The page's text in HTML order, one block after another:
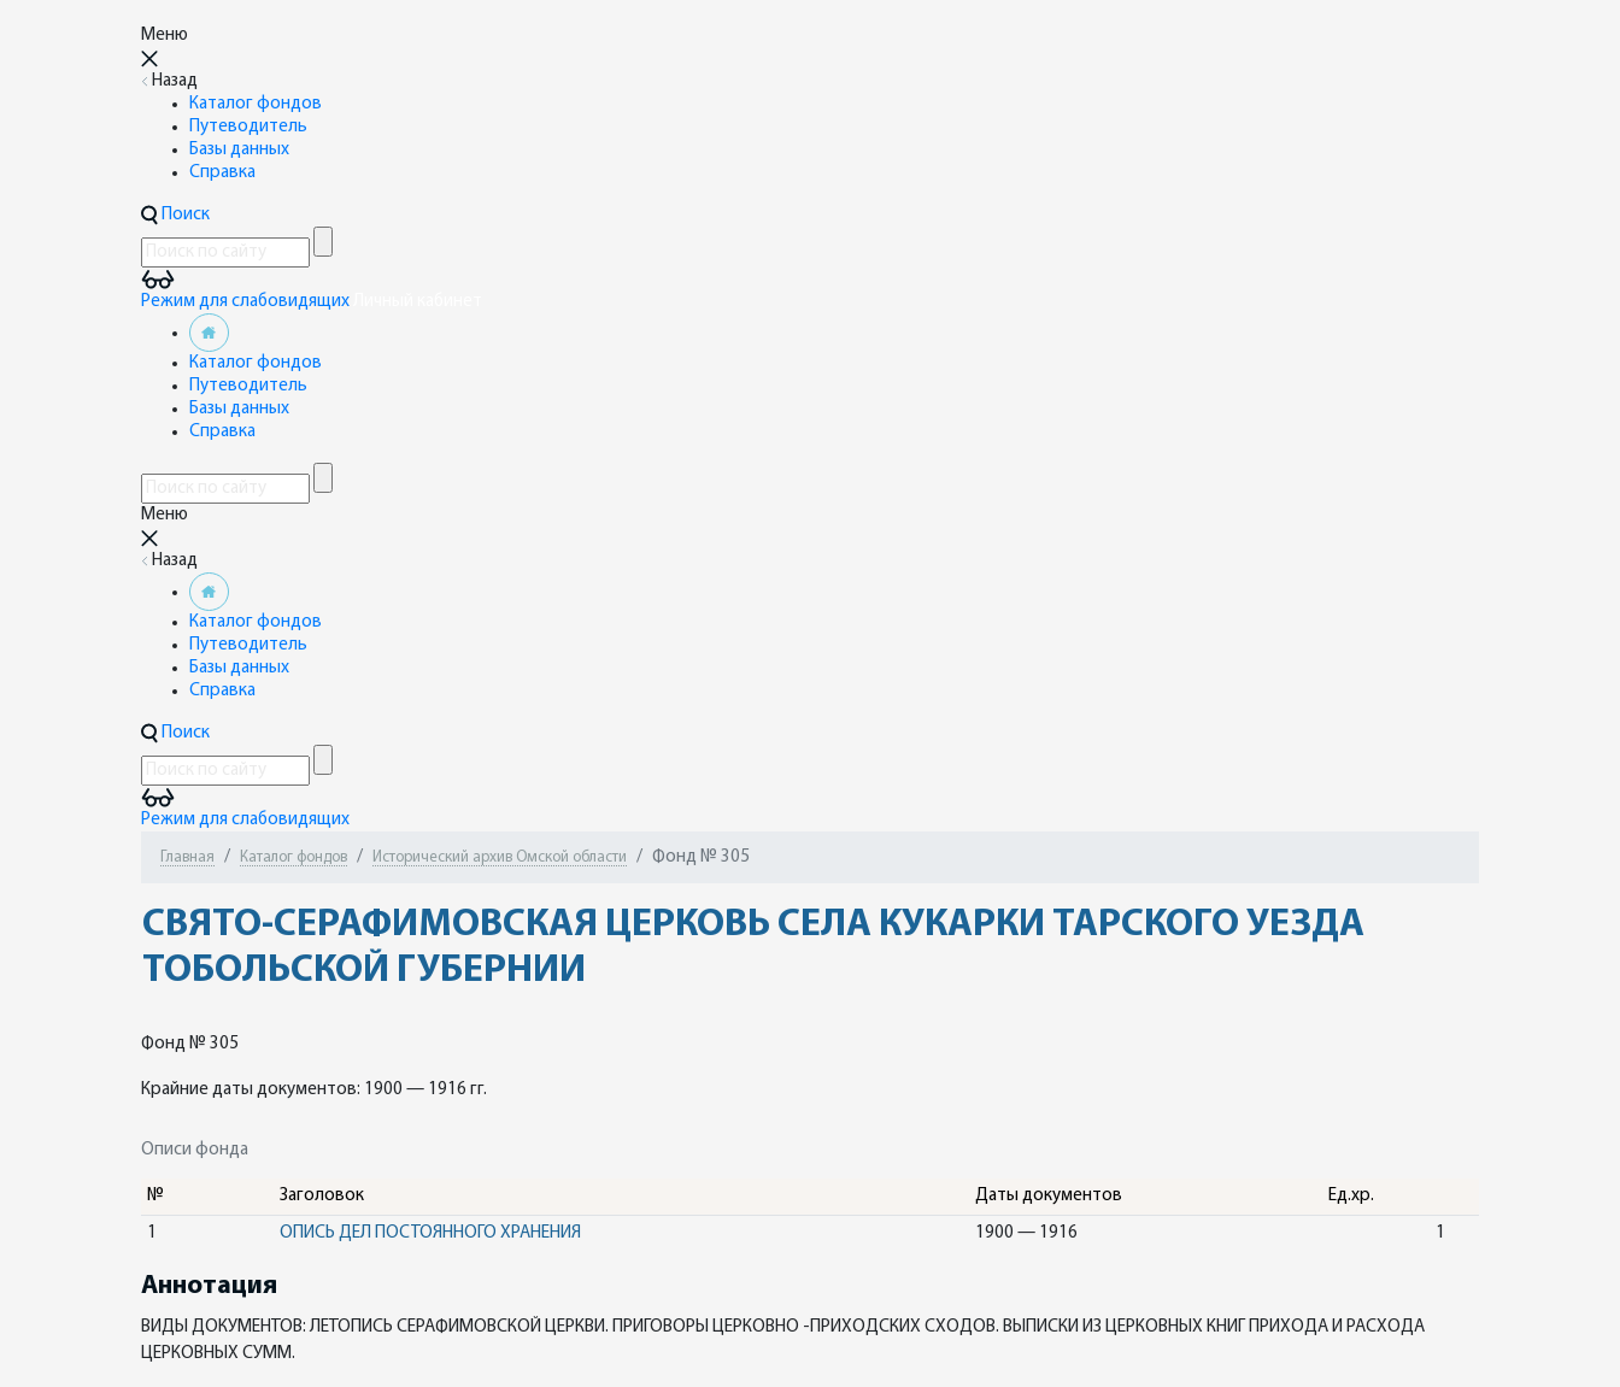
Меню
Назад
Каталог фондов
Путеводитель
Базы данных
Справка
Поиск
Режим для слабовидящих
Каталог фондов
Путеводитель
Базы данных
Справка
Меню
Назад
Каталог фондов
Путеводитель
Базы данных
Справка
Поиск
Режим для слабовидящих
Главная Каталог фондов Исторический архив Омской области Фонд № 305
СВЯТО-СЕРАФИМОВСКАЯ ЦЕРКОВЬ СЕЛА КУКАРКИ ТАРСКОГО УЕЗДА
ТОБОЛЬСКОЙ ГУБЕРНИИ
Фонд № 305
Крайние даты документов: 1900 — 1916 гг.
Описи фонда
№ Заголовок Даты документов Ед.хр.
1 ОПИСЬ ДЕЛ ПОСТОЯННОГО ХРАНЕНИЯ 1900 — 1916 1
Аннотация
ВИДЫ ДОКУМЕНТОВ: ЛЕТОПИСЬ СЕРАФИМОВСКОЙ ЦЕРКВИ. ПРИГОВОРЫ ЦЕРКОВНО -ПРИХОДСКИХ СХОДОВ. ВЫПИСКИ ИЗ ЦЕРКОВНЫХ КНИГ ПРИХОДА И РАСХОДА
ЦЕРКОВНЫХ СУММ.